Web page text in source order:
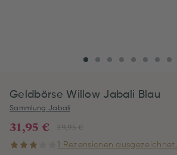
Geldbörse Willow Jabali Blau
Sammlung Jabali
39,95 €
31,95 €
1 Rezensionen ausgezeichnet.